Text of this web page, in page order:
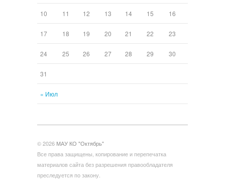
« Июл
10 11 12 13 14 15 16
17 18 19 20 21 22 23
24 25 26 27 28 29 30
31
© 2026 МАУ КО "Октябрь"
Все права защищены, копирование и перепечатка
материалов сайта без разрешения правообладателя
преследуется по закону.